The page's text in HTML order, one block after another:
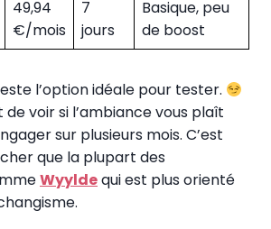
49,94
€/mois
7
jours
Basique, peu
de boost
l’option idéale pour tester.
voir si l’ambiance vous plaît
sur plusieurs mois. C’est
que la plupart des
Wyyldequi est plus orienté